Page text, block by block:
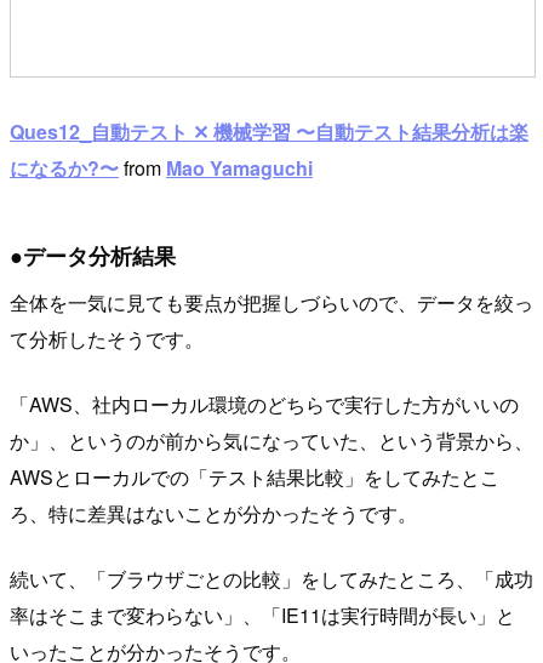
Ques12_自動テスト ✕ 機械学習 〜自動テスト結果分析は楽
になるか?〜from Mao Yamaguchi
●データ分析結果
全体を一気に見ても要点が把握しづらいので、データを絞っ
て分析したそうです。
「AWS、社内ローカル環境のどちらで実行した方がいいの
か」、というのが前から気になっていた、という背景から、
AWSとローカルでの「テスト結果比較」をしてみたとこ
ろ、特に差異はないことが分かったそうです。
続いて、「ブラウザごとの比較」をしてみたところ、「成功
率はそこまで変わらない」、「IE11は実行時間が長い」と
いったことが分かったそうです。